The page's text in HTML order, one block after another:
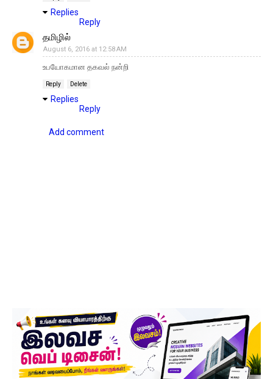
Replies
Reply
தமிழில்
August 6, 2016 at 12:58 AM
உபயோகமான தகவல் நன்றி
Reply Delete
Replies
Reply
Add comment